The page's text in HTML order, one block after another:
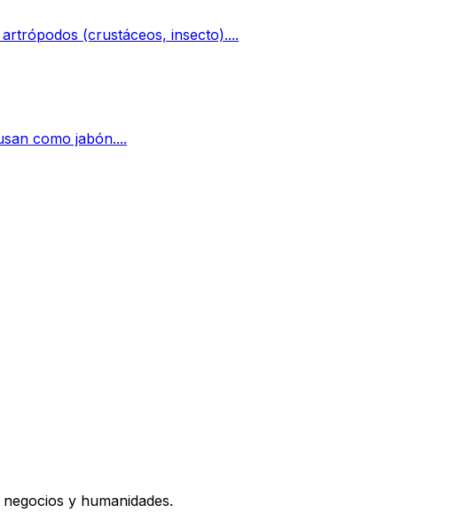
(crustáceos, insecto)....
como jabón....
y humanidades.